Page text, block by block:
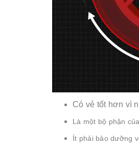
Có vẻ tốt hơn vì
Là một bộ phận
Ít phải bảo dưỡng